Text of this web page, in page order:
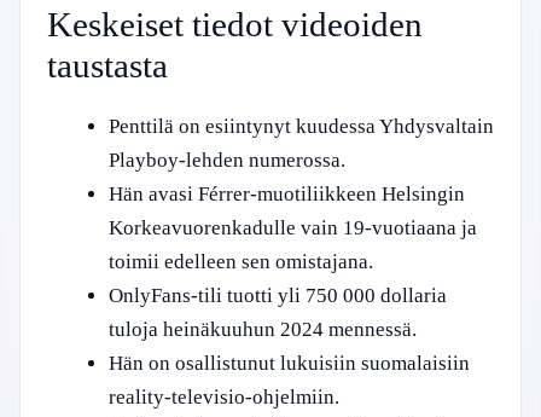
Keskeiset tiedot videoiden
taustasta
Penttilä on esiintynyt kuudessa Yhdysvaltain
Playboy-lehden numerossa.
Hän avasi Férrer-muotiliikkeen Helsingin
Korkeavuorenkadulle vain 19-vuotiaana ja
toimii edelleen sen omistajana.
OnlyFans-tili tuotti yli 750 000 dollaria
tuloja heinäkuuhun 2024 mennessä.
Hän on osallistunut lukuisiin suomalaisiin
reality-televisio-ohjelmiin.